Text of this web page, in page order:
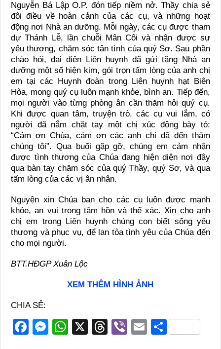
Nguyễn Bá Lập O.P. đón tiếp niềm nở. Thầy chia sẻ
đôi điều về hoàn cảnh của các cụ, và những hoạt
động nơi Nhà an dưỡng. Mỗi ngày, các cụ được tham
dự Thánh Lễ, lần chuỗi Mân Côi và nhận được sự
yêu thương, chăm sóc tận tình của quý Sơ. Sau phần
chào hỏi, đại diện Liên huynh đã gửi tặng Nhà an
dưỡng một số hiện kim, gói trọn tấm lòng của anh chị
em tại các Huynh đoàn trong Liên huynh hạt Biên
Hòa, mong quý cụ luôn mạnh khỏe, bình an. Tiếp đến,
mọi người vào từng phòng ân cần thăm hỏi quý cụ.
Khi được quan tâm, truyện trò, các cụ vui lắm, có
người đã nắm chặt tay một chị xúc động bày tỏ:
“Cảm ơn Chúa, cảm ơn các anh chị đã đến thăm
chúng tôi”. Qua buổi gặp gỡ, chúng em cảm nhận
được tình thương của Chúa đang hiện diện nơi đây
qua bàn tay chăm sóc của quý Thầy, quý Sơ, và qua
tấm lòng của các vị ân nhân.
Nguyện xin Chúa ban cho các cụ luôn được mạnh
khỏe, an vui trong tâm hồn và thể xác. Xin cho anh
chị em trong Liên huynh chúng con biết sống yêu
thương và phục vụ, để lan tỏa tình yêu của Chúa đến
cho mọi người.
BTT.HĐGP Xuân Lộc
XEM THÊM HÌNH ẢNH
CHIA SẺ:
F
M
W
X
T
Vi
E S